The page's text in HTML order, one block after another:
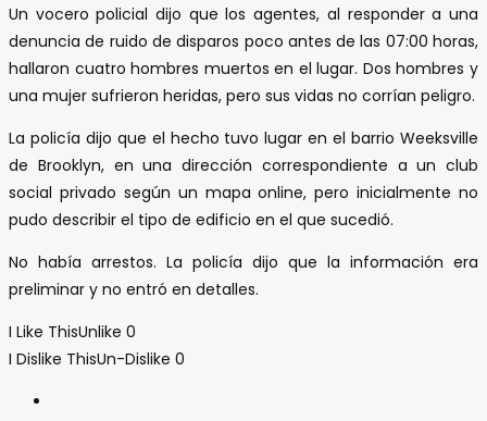
Un vocero policial dijo que los agentes, al responder a una
denuncia de ruido de disparos poco antes de las 07:00 horas,
hallaron cuatro hombres muertos en el lugar. Dos hombres y
una mujer sufrieron heridas, pero sus vidas no corrían peligro.
La policía dijo que el hecho tuvo lugar en el barrio Weeksville
de Brooklyn, en una dirección correspondiente a un club
social privado según un mapa online, pero inicialmente no
pudo describir el tipo de edificio en el que sucedió.
No había arrestos. La policía dijo que la información era
preliminar y no entró en detalles.
I Like ThisUnlike 0
I Dislike ThisUn-Dislike 0